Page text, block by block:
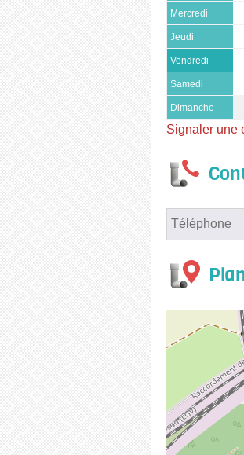
Mercredi
Jeudi
Vendredi
Samedi
Dimanche
Signaler une
Téléphone